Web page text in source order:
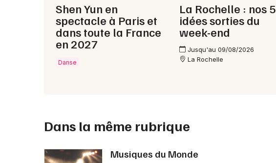
Shen Yun en
spectacle à Paris et
dans toute la France
en 2027
Danse
La Rochelle : nos 5
idées sorties du
week-end
Jusqu'au 09/08/2026
La Rochelle
Dans la même rubrique
Musiques du Monde